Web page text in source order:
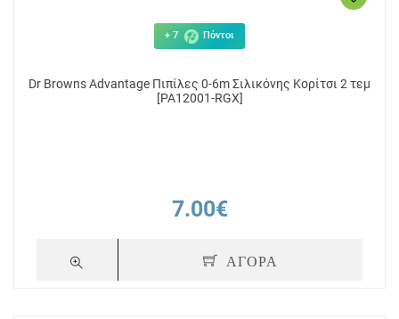
Dr. Brown’s Advantage Night
Σιλικόνης Astronaut 6-18m 2τμχ
+ 7 Πόντοι
Dr Browns Advantage Πιπίλες 0-6m Σιλικόνης Κορίτσι 2 τεμ
[PA12001-RGX]
7.00€
ΑΓΟΡΑ